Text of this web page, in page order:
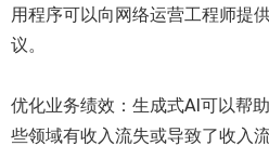
用程序可以向网络运营工程师提
议。
优化业务绩效：生成式AI可以帮
些领域有收入流失或导致了收入